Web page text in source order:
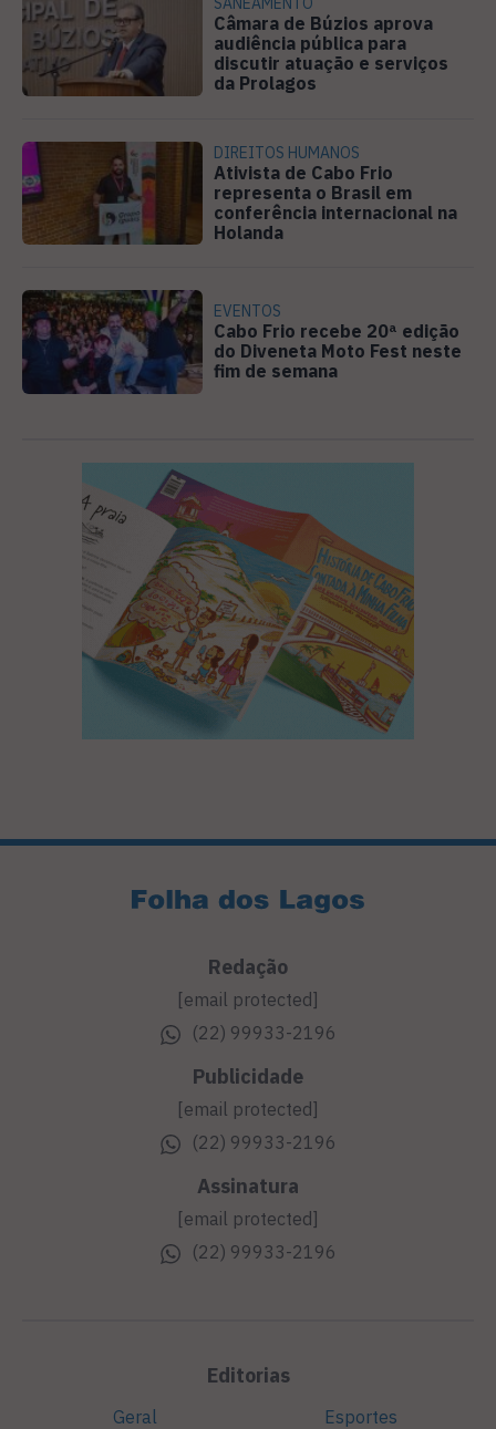
Câmara de Búzios aprova
audiência pública para
discutir atuação e serviços
da Prolagos
DIREITOS HUMANOS
Ativista de Cabo Frio
representa o Brasil em
conferência internacional na
Holanda
EVENTOS
Cabo Frio recebe 20ª edição
do Diveneta Moto Fest neste
fim de semana
Redação
[email protected]
(22) 99933-2196
Publicidade
[email protected]
(22) 99933-2196
Assinatura
[email protected]
(22) 99933-2196
Editorias
Geral
Esportes